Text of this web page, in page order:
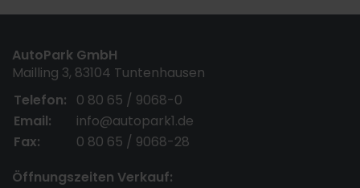
AutoPark GmbH
Mailling 3, 83104 Tuntenhausen
Telefon:
0 80 65 / 9068-0
Email:
info@autopark1.de
Fax:
0 80 65 / 9068-28
Öffnungszeiten Verkauf: